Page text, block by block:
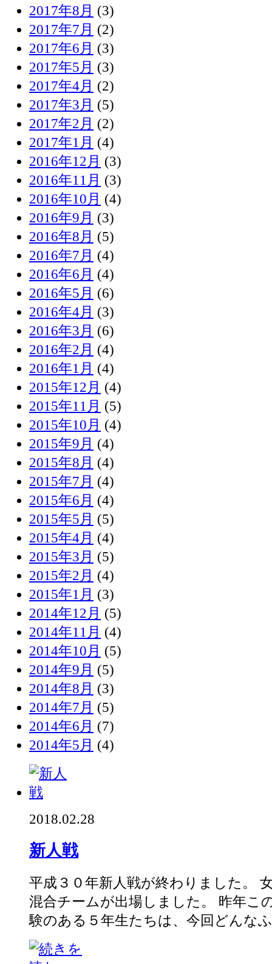
2017年8月 (3)
2017年7月 (2)
2017年6月 (3)
2017年5月 (3)
2017年4月 (2)
2017年3月 (5)
2017年2月 (2)
2017年1月 (4)
2016年12月 (3)
2016年11月 (3)
2016年10月 (4)
2016年9月 (3)
2016年8月 (5)
2016年7月 (4)
2016年6月 (4)
2016年5月 (6)
2016年4月 (3)
2016年3月 (6)
2016年2月 (4)
2016年1月 (4)
2015年12月 (4)
2015年11月 (5)
2015年10月 (4)
2015年9月 (4)
2015年8月 (4)
2015年7月 (4)
2015年6月 (4)
2015年5月 (5)
2015年4月 (4)
2015年3月 (5)
2015年2月 (4)
2015年1月 (3)
2014年12月 (5)
2014年11月 (4)
2014年10月 (5)
2014年9月 (5)
2014年8月 (3)
2014年7月 (5)
2014年6月 (7)
2014年5月 (4)
2018.02.28
新人戦
平成３０年新人戦が終わりました。
混合チームが出場しました。 昨年こ
験のある５年生たちは、今回どんな